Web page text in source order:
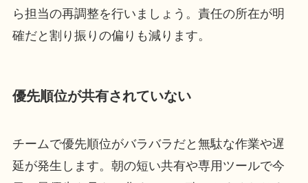
ら担当の再調整を行いましょう。責任の所在が明
確だと割り振りの偏りも減ります。
優先順位が共有されていない
チームで優先順位がバラバラだと無駄な作業や遅
延が発生します。朝の短い共有や専用ツールで今